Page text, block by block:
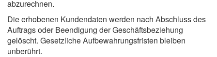
abzurechnen.
Die erhobenen Kundendaten werden nach Abschluss des
Auftrags oder Beendigung der Geschäftsbeziehung
gelöscht. Gesetzliche Aufbewahrungsfristen bleiben
unberührt.